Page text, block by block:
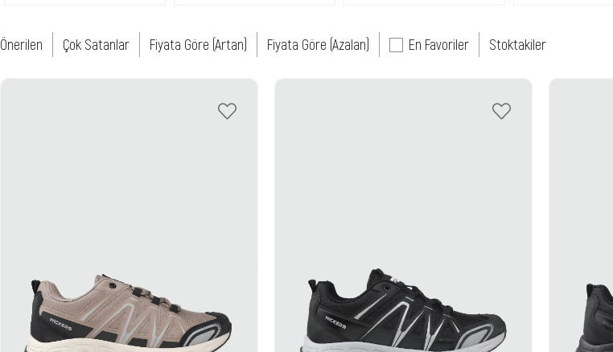
Önerilen Çok Satanlar Fiyata Göre (Artan) Fiyata Göre (Azalan) En Favoriler Stoktakiler